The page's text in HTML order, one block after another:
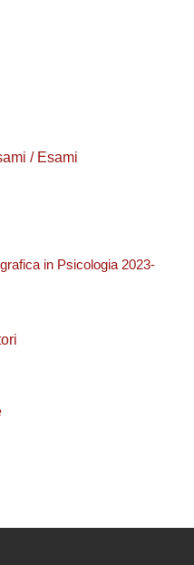
/ Esami
in Psicologia 2023-